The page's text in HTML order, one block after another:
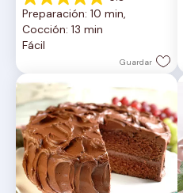
5.0
de
5
estrellas.
reseña
Preparación: 10 min,
Cocción: 13 min
Fácil
Guardar